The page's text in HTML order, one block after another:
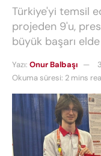
Türkiye'yi temsil
projeden 9'u,
büyük başarı
Yazı: Onur Balbaşı
Okuma süresi: 2 mins